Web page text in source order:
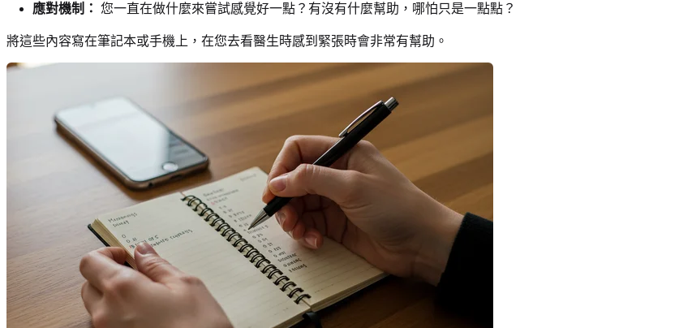
應對機制： 您一直在做什麼來嘗試感覺好一點？有沒有什麼幫助，哪怕只是一點點？
將這些內容寫在筆記本或手機上，在您去看醫生時感到緊張時會非常有幫助。